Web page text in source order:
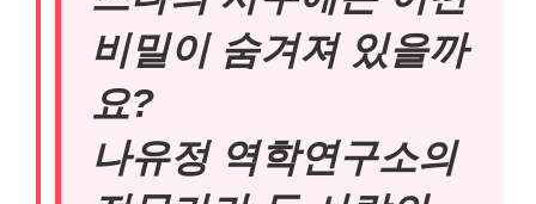
비밀이 숨겨져 있을까
요?
나유정 역학연구소의